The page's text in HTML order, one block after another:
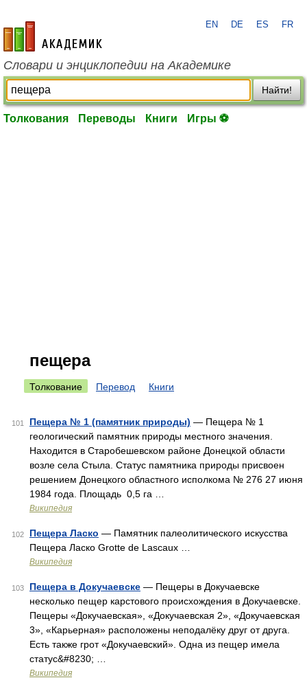
academic.ru
EN DE ES FR
Словари и энциклопедии на Академике
Найти!
Толкования Переводы Книги Игры ⚽
пещера
Толкование Перевод Книги
101 Пещера № 1 (памятник природы) — Пещера № 1
геологический памятник природы местного значения.
Находится в Старобешевском районе Донецкой области
возле села Стыла. Статус памятника природы присвоен
решением Донецкого областного исполкома № 276 27 июня
1984 года. Площадь 0,5 га …
Википедия
102 Пещера Ласко — Памятник палеолитического искусства
Пещера Ласко Grotte de Lascaux …
Википедия
103 Пещера в Докучаевске — Пещеры в Докучаевске
несколько пещер карстового происхождения в Докучаевске.
Пещеры «Докучаевская», «Докучаевская 2», «Докучаевская
3», «Карьерная» расположены неподалёку друг от друга.
Есть также грот «Докучаевский». Одна из пещер имела
статус&#8230; …
Википедия